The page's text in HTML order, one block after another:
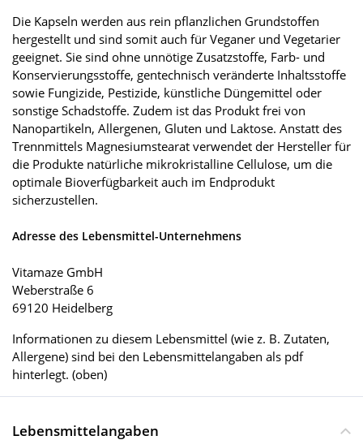
Die Kapseln werden aus rein pflanzlichen Grundstoffen
hergestellt und sind somit auch für Veganer und Vegetarier
geeignet. Sie sind ohne unnötige Zusatzstoffe, Farb- und
Konservierungsstoffe, gentechnisch veränderte Inhaltsstoffe
sowie Fungizide, Pestizide, künstliche Düngemittel oder
sonstige Schadstoffe. Zudem ist das Produkt frei von
Nanopartikeln, Allergenen, Gluten und Laktose. Anstatt des
Trennmittels Magnesiumstearat verwendet der Hersteller für
die Produkte natürliche mikrokristalline Cellulose, um die
optimale Bioverfügbarkeit auch im Endprodukt
sicherzustellen.
Adresse des Lebensmittel-Unternehmens
Vitamaze GmbH
Weberstraße 6
69120 Heidelberg
Informationen zu diesem Lebensmittel (wie z. B. Zutaten,
Allergene) sind bei den Lebensmittelangaben als pdf
hinterlegt. (oben)
Lebensmittelangaben